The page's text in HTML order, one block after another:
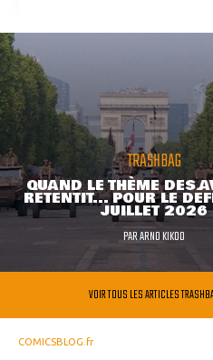
TRASHBAG
QUAND LE THÈME DES
RETENTIT... POUR LE
JUILLET 2026
PARARNO KIKOO
VOIR TOUS LES ARTICLES
COMICSBLOG.fr